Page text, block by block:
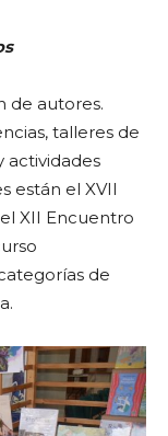
de autores.
talleres de
actividades
están el XVII
XII Encuentro
de